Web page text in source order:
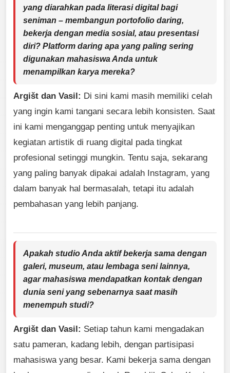
yang diarahkan pada literasi digital bagi
seniman – membangun portofolio daring,
bekerja dengan media sosial, atau presentasi
diri? Platform daring apa yang paling sering
digunakan mahasiswa Anda untuk
menampilkan karya mereka?
Argišt dan Vasil: Di sini kami masih memiliki celah
yang ingin kami tangani secara lebih konsisten. Saat
ini kami menganggap penting untuk menyajikan
kegiatan artistik di ruang digital pada tingkat
profesional setinggi mungkin. Tentu saja, sekarang
yang paling banyak dipakai adalah Instagram, yang
dalam banyak hal bermasalah, tetapi itu adalah
pembahasan yang lebih panjang.
Apakah studio Anda aktif bekerja sama dengan
galeri, museum, atau lembaga seni lainnya,
agar mahasiswa mendapatkan kontak dengan
dunia seni yang sebenarnya saat masih
menempuh studi?
Argišt dan Vasil: Setiap tahun kami mengadakan
satu pameran, kadang lebih, dengan partisipasi
mahasiswa yang besar. Kami bekerja sama dengan